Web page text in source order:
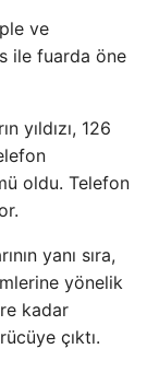
ve
ile fuarda öne
yıldızı, 126
oldu. Telefon
yanı sıra,
yönelik
kadar
çıktı.